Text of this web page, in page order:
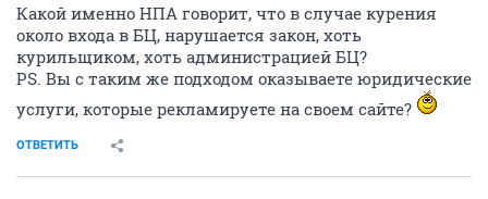
Какой именно НПА говорит, что в случае курения
около входа в БЦ, нарушается закон, хоть
курильщиком, хоть администрацией БЦ?
PS. Вы с таким же подходом оказываете юридические
услуги, которые рекламируете на своем сайте?
ОТВЕТИТЬ